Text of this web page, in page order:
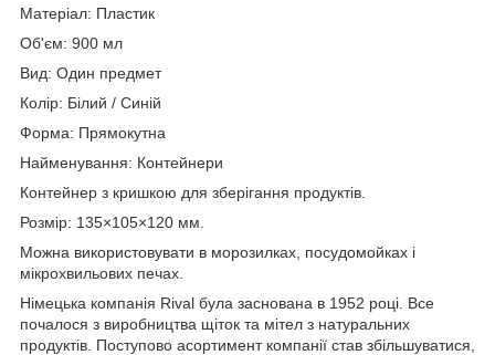
Матеріал: Пластик
Об'єм: 900 мл
Вид: Один предмет
Колір: Білий / Синій
Форма: Прямокутна
Найменування: Контейнери
Контейнер з кришкою для зберігання продуктів.
Розмір: 135×105×120 мм.
Можна використовувати в морозилках, посудомойках і
мікрохвильових печах.
Німецька компанія Rival була заснована в 1952 році. Все
почалося з виробництва щіток та мітел з натуральних
продуктів. Поступово асортимент компанії став збільшуватися,